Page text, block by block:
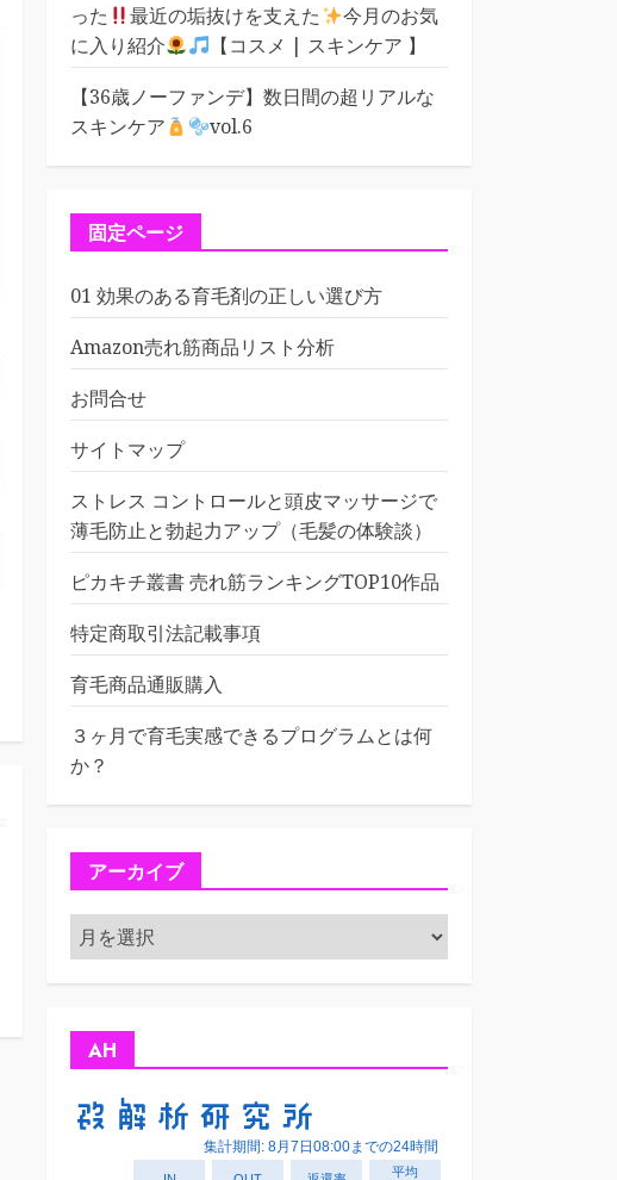
った
最近の垢抜けを支えた
今月のお気
に入り紹介
【コスメ | スキンケア 】
【36歳ノーファンデ】数日間の超リアルな
スキンケア
vol.6
固定ページ
01 効果のある育毛剤の正しい選び方
Amazon売れ筋商品リスト分析
お問合せ
サイトマップ
ストレス コントロールと頭皮マッサージで
薄毛防止と勃起力アップ（毛髪の体験談）
ピカキチ叢書 売れ筋ランキングTOP10作品
特定商取引法記載事項
育毛商品通販購入
３ヶ月で育毛実感できるプログラムとは何
か？
アーカイブ
ア
ー
カ
AH